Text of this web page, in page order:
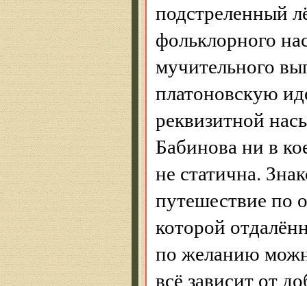
подстреленный
фольклорного
мучительного
платоновскую
реквизитной
Бабинова ни в
не статична.
путешествие по
которой
по желанию
всё зависит от